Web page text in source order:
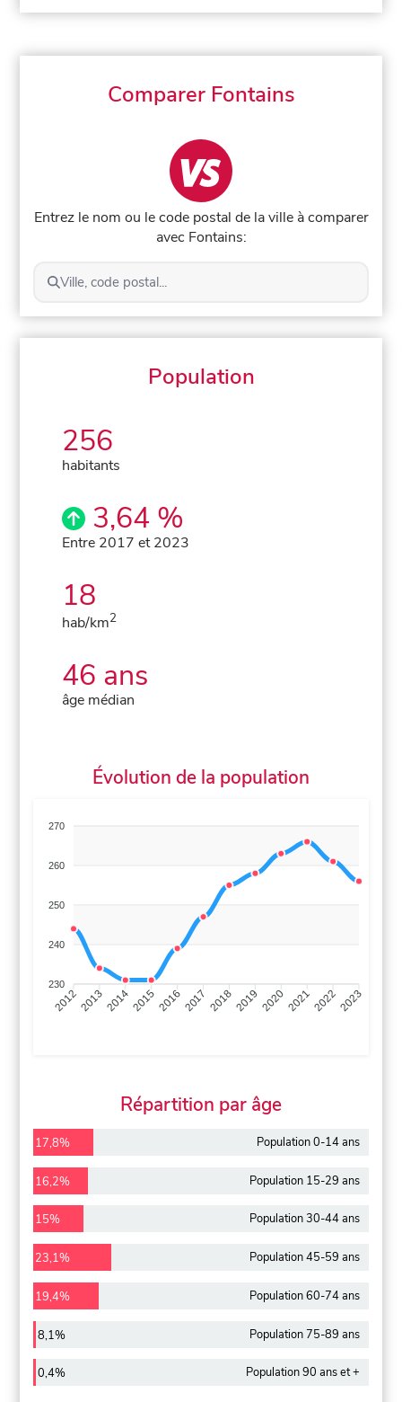
Comparer Fontains
Entrez le nom ou le code postal de la ville à comparer
avec Fontains:
Ville, code postal...
Population
256
habitants
3,64 %
Entre 2017 et 2023
18
hab/km2
46 ans
âge médian
Évolution de la population
270
260
250
240
230
201220132014201520162017 20182019 2020202120222023
Répartition par âge
17,8% Population 0-14 ans
16,2% Population 15-29 ans
15% Population 30-44 ans
23,1% Population 45-59 ans
19,4% Population 60-74 ans
8,1% Population 75-89 ans
0,4% Population 90 ans et +